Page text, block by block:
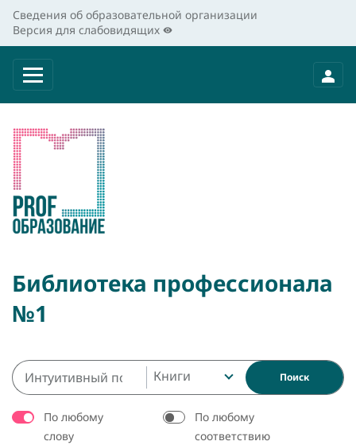
Сведения об образовательной организации
Версия для слабовидящих
Библиотека профессионала
№1
Книги Поиск
По любому
слову
По любому
соответствию